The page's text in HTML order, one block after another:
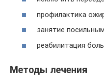
профилактика
занятие
реабилитация
Методы лечения